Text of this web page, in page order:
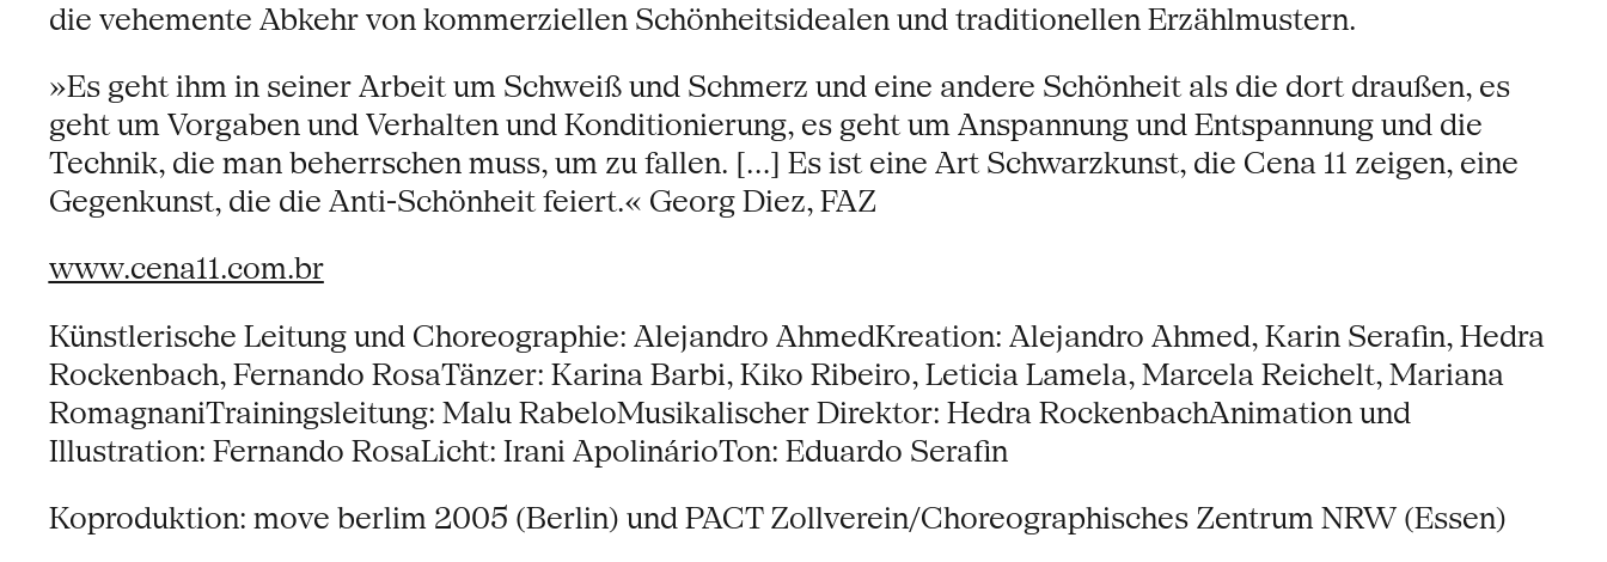
die vehemente Abkehr von kommerziellen Schönheitsidealen und traditionellen Erzählmustern.
»Es geht ihm in seiner Arbeit um Schweiß und Schmerz und eine andere Schönheit als die dort draußen, es
geht um Vorgaben und Verhalten und Konditionierung, es geht um Anspannung und Entspannung und die
Technik, die man beherrschen muss, um zu fallen. [...] Es ist eine Art Schwarzkunst, die Cena 11 zeigen, eine
Gegenkunst, die die Anti-Schönheit feiert.« Georg Diez, FAZ
www.cena11.com.br
Künstlerische Leitung und Choreographie: Alejandro AhmedKreation: Alejandro Ahmed, Karin Serafin, Hedra
Rockenbach, Fernando RosaTänzer: Karina Barbi, Kiko Ribeiro, Leticia Lamela, Marcela Reichelt, Mariana
RomagnaniTrainingsleitung: Malu RabeloMusikalischer Direktor: Hedra RockenbachAnimation und
Illustration: Fernando RosaLicht: Irani ApolinárioTon: Eduardo Serafin
Koproduktion: move berlim 2005 (Berlin) und PACT Zollverein/Choreographisches Zentrum NRW (Essen)